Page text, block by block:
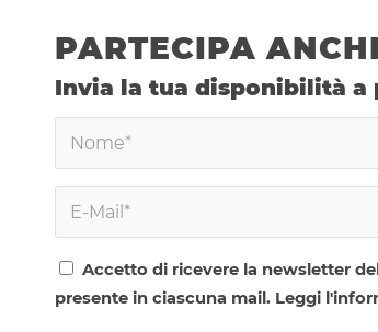
PARTECIPA
Invia la tua disponibilità a
Accetto di ricevere la newsletter
presente in ciascuna mail. Leggi